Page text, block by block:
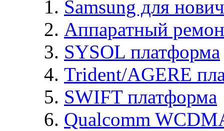
Samsung для
Аппаратный
SYSOL платформа
Trident/AGERE
SWIFT платформа
Qualcomm